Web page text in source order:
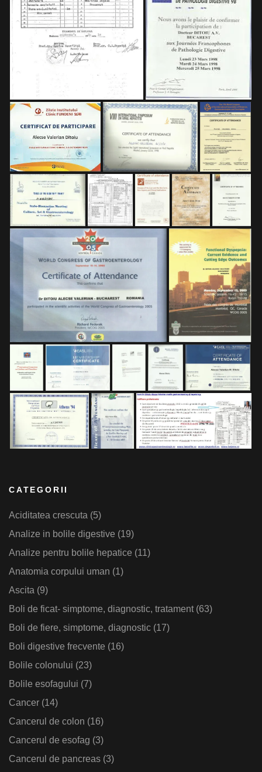
CATEGORII
Aciditatea crescuta (5)
Analize in bolile digestive (19)
Analize pentru bolile hepatice (11)
Anatomia corpului uman (1)
Ascita (9)
Boli de ficat- simptome, diagnostic, tratament(63)
Boli de fiere, simptome, diagnostic (17)
Boli digestive frecvente (16)
Bolile colonului (23)
Bolile esofagului (7)
Cancer (14)
Cancerul de colon (16)
Cancerul de esofag (3)
Cancerul de pancreas (3)